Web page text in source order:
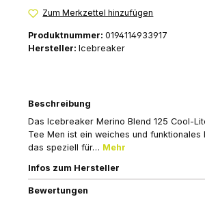
Zum Merkzettel hinzufügen
Produktnummer: 0194114933917
Hersteller: Icebreaker
Beschreibung
Das Icebreaker Merino Blend 125 Cool-
Tee Men ist ein weiches und funktionales
das speziell für… Mehr
Infos zum Hersteller
Bewertungen